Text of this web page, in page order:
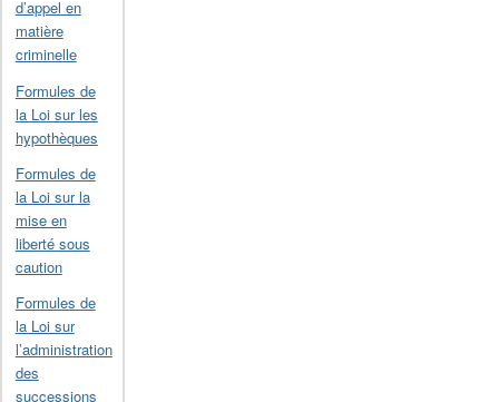
d’appel en
matière
criminelle
Formules de
la Loi sur les
hypothèques
Formules de
la Loi sur la
mise en
liberté sous
caution
Formules de
la Loi sur
l’administration
des
successions